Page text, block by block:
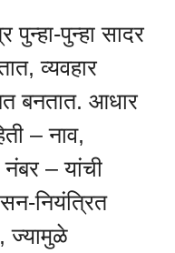
पुन्हा सादर
व्यवहार
बनतात. आधार
– नाव,
नंबर – यांची
नियंत्रित
ज्यामुळे